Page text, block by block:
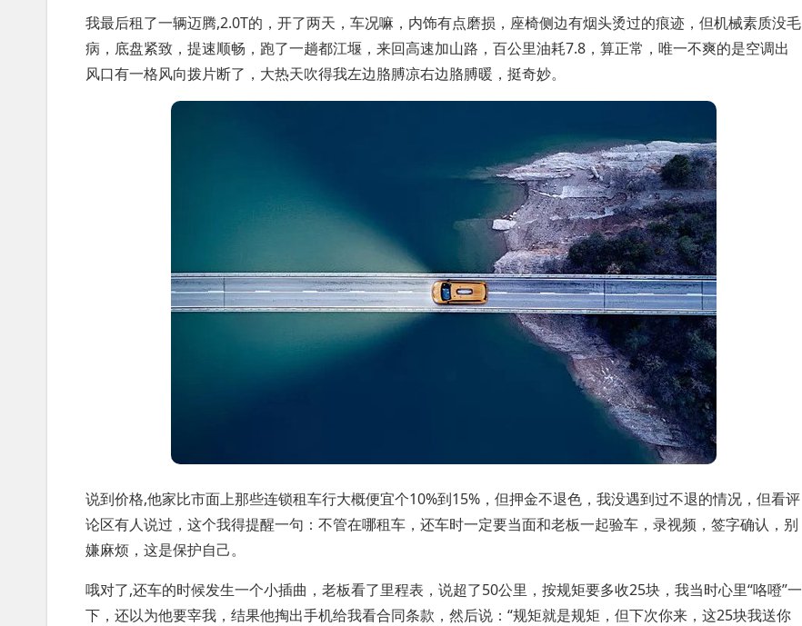
我最后租了一辆迈腾,2.0T的，开了两天，车况嘛，内饰有点磨损，座椅侧边有烟头烫过的痕迹，但机械素质没毛
病，底盘紧致，提速顺畅，跑了一趟都江堰，来回高速加山路，百公里油耗7.8，算正常，唯一不爽的是空调出
风口有一格风向拨片断了，大热天吹得我左边胳膊凉右边胳膊暖，挺奇妙。
说到价格,他家比市面上那些连锁租车行大概便宜个10%到15%，但押金不退色，我没遇到过不退的情况，但看评
论区有人说过，这个我得提醒一句：不管在哪租车，还车时一定要当面和老板一起验车，录视频，签字确认，别
嫌麻烦，这是保护自己。
哦对了,还车的时候发生一个小插曲，老板看了里程表，说超了50公里，按规矩要多收25块，我当时心里“咯噔”一
下，还以为他要宰我，结果他掏出手机给我看合同条款，然后说：“规矩就是规矩，但下次你来，这25块我送你